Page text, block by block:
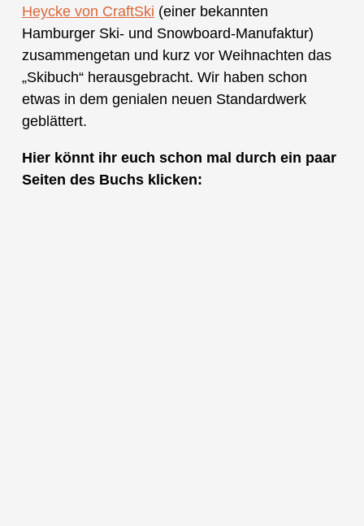
Heycke von CraftSki (einer bekannten
Hamburger Ski- und Snowboard-Manufaktur)
zusammengetan und kurz vor Weihnachten das
„Skibuch“ herausgebracht. Wir haben schon
etwas in dem genialen neuen Standardwerk
geblättert.
Hier könnt ihr euch schon mal durch ein paar
Seiten des Buchs klicken: